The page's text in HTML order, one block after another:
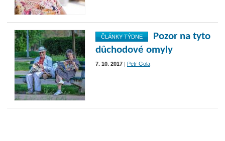
ČLÁNKY TÝDNE
Pozor na tyto
důchodové omyly
7. 10. 2017 Petr Gola